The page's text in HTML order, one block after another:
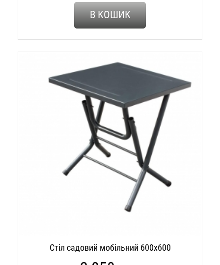
В КОШИК
Стіл садовий мобільний 600х600